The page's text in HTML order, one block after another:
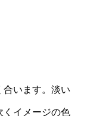
合います。淡い
くイメージの色